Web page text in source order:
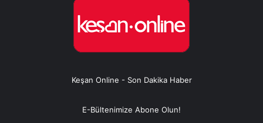
Keşan Online - Son Dakika Haber
E-Bültenimize Abone Olun!